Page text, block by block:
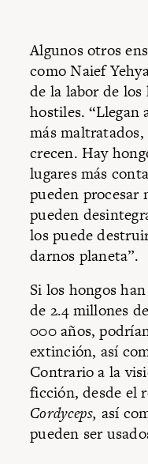
Algunos otros
como Naief
de la labor de los
hostiles. “Llegan
más
crecen. Hay
lugares más
pueden procesar
pueden
los puede
darnos planeta”.
Si los hongos
de 2.4 millones
000 años,
extinción, así
Contrario a la
ficción, desde el
Cordyceps, así
pueden ser